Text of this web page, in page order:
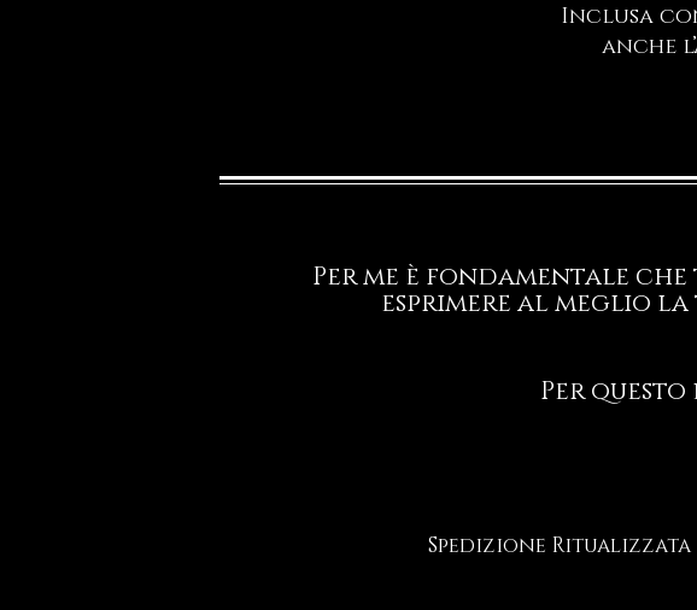
Inclusa
anche
Per me è fondamentale
esprimere al meglio
Per
Spedizione Ritualizzata